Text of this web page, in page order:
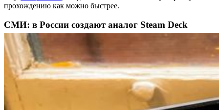
прохождению как можно быстрее.
СМИ: в России создают аналог Steam Deck